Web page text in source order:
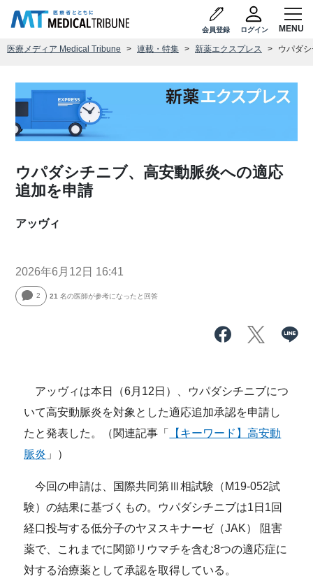
会員登録 ログイン
医療メディア Medical Tribune 連載・特集 新薬エクスプレス ウパダ
ウパダシチニブ、高安動脈炎への適応
追加を申請
アッヴィ
2026年6月12日 16:41
2 21 名の医師が参考になったと回答
アッヴィは本日（6月12日）、ウパダシチニブにつ
いて高安動脈炎を対象とした適応追加承認を申請し
たと発表した。（関連記事「
【キーワード】高安動
脈炎 」）
今回の申請は、国際共同第Ⅲ相試験（M19-052試
験）の結果に基づくもの。ウパダシチニブは1日1回
経口投与する低分子のヤヌスキナーゼ（JAK） 阻害
薬で、これまでに関節リウマチを含む8つの適応症に
対する治療薬として承認を取得している。